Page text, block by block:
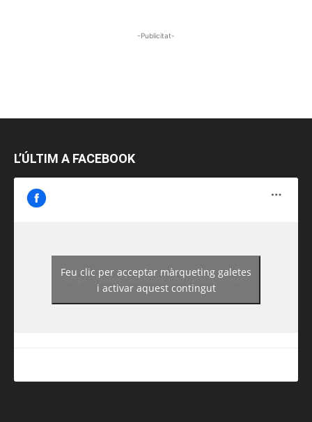
-Publicitat-
L’ÚLTIM A FACEBOOK
https://www.facebook.com/guiadereus/
Feu clic per acceptar màrqueting galetes
i activar aquest contingut